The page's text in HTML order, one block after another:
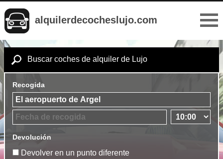
alquilerdecocheslujo.com
Buscar coches de alquiler de Lujo
Recogida
Devolución
Devolver en un punto diferente